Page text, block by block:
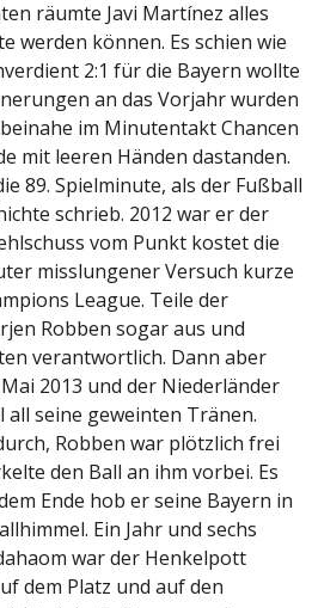
räumte Javi Martínez alles
werden können. Es schien wie
2:1 für die Bayern wollte
an das Vorjahr wurden
im Minutentakt Chancen
mit leeren Händen dastanden.
89. Spielminute, als der Fußball
schrieb. 2012 war er der
vom Punkt kostet die
misslungener Versuch kurze
League. Teile der
Robben sogar aus und
verantwortlich. Dann aber
2013 und der Niederländer
seine geweinten Tränen.
Robben war plötzlich frei
den Ball an ihm vorbei. Es
Ende hob er seine Bayern in
Ein Jahr und sechs
war der Henkelpott
dem Platz und auf den